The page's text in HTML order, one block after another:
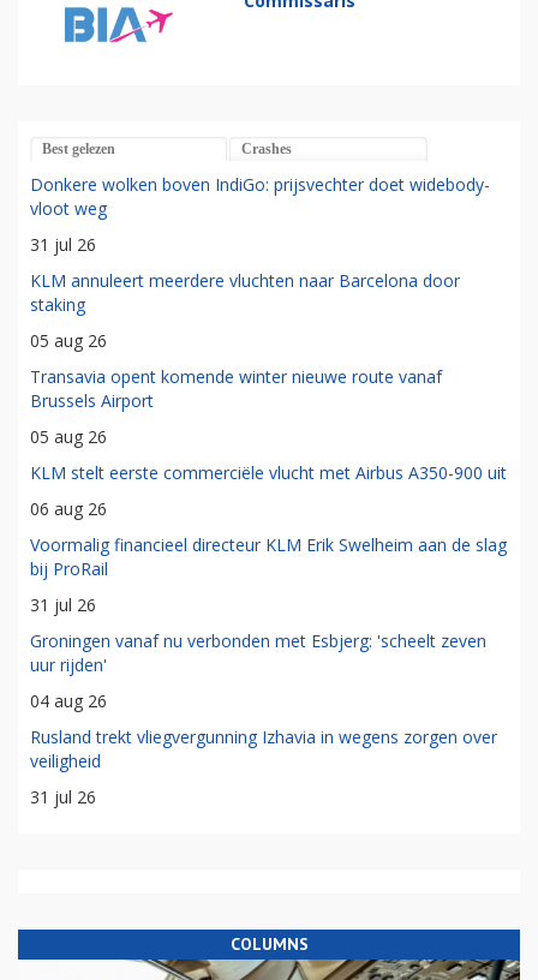
Best gelezen Crashes
Donkere wolken boven IndiGo: prijsvechter doet widebody-
vloot weg
31 jul 26
KLM annuleert meerdere vluchten naar Barcelona door
staking
05 aug 26
Transavia opent komende winter nieuwe route vanaf
Brussels Airport
05 aug 26
KLM stelt eerste commerciële vlucht met Airbus A350-900 uit
06 aug 26
Voormalig financieel directeur KLM Erik Swelheim aan de slag
bij ProRail
31 jul 26
Groningen vanaf nu verbonden met Esbjerg: 'scheelt zeven
uur rijden'
04 aug 26
Rusland trekt vliegvergunning Izhavia in wegens zorgen over
veiligheid
31 jul 26
COLUMNS